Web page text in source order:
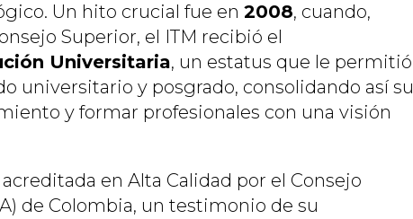
Un hito crucial fue en 2008, cuando,
Superior, el ITM recibió el
Universitaria, un estatus que le permitió
universitario y posgrado, consolidando así su
y formar profesionales con una visión
en Alta Calidad por el Consejo
de Colombia, un testimonio de su